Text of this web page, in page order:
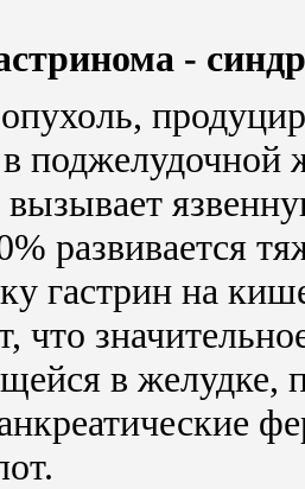
-
в
развивается
гастрин на
что
в желудке,